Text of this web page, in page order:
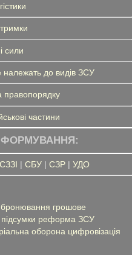
сили
до видів ЗСУ
правопорядку
частини
ФОРМУВАННЯ:
| СБУ| СЗР| УДО
бронювання грошове
підсумки реформа ЗСУ
оборона цифровізація